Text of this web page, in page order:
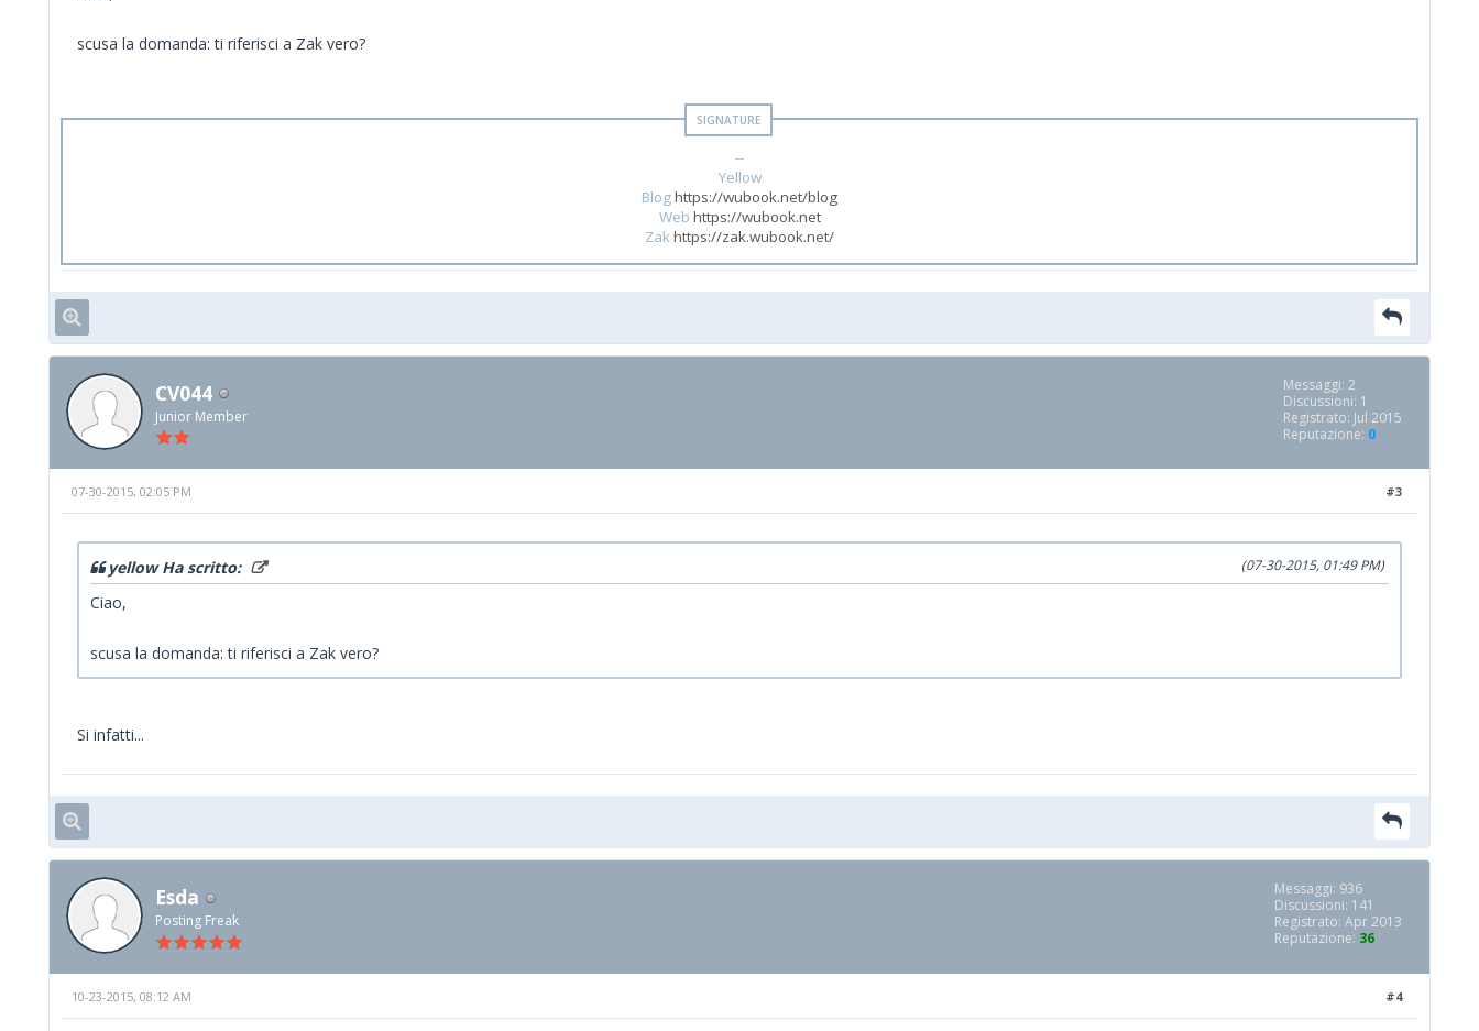
scusa la domanda: ti riferisci a Zak vero?
--
Yellow
Bloghttps://wubook.net/blog
Web https://wubook.net
Zak https://zak.wubook.net/
CV044
Junior Member
Messaggi: 2
Discussioni: 1
Registrato: Jul 2015
Reputazione: 0
#3
07-30-2015, 02:05 PM
(07-30-2015, 01:49 PM)
yellow Ha scritto:
Ciao,
scusa la domanda: ti riferisci a Zak vero?
Si infatti...
Esda
Posting Freak
Messaggi: 936
Discussioni: 141
Registrato: Apr 2013
Reputazione: 36
#4
10-23-2015, 08:12 AM